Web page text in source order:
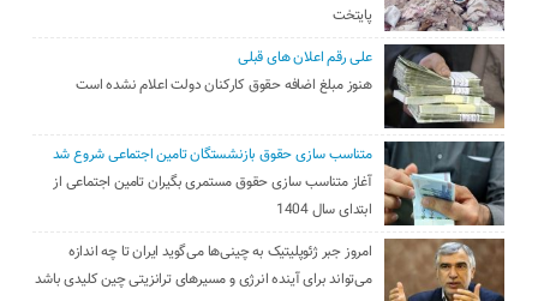
پایتخت
علی رقم اعلان های قبلی
هنوز مبلغ اضافه حقوق کارکنان دولت اعلام نشده است
متناسب سازی حقوق بازنشستگان تامین اجتماعی شروع شد
آغاز متناسب سازی حقوق مستمری بگیران تامین اجتماعی از
ابتدای سال 1404
امروز جبر ژئوپلیتیک به چینی‌ها می‌گوید ایران تا چه اندازه
می‌تواند برای آینده انرژی و مسیرهای ترانزیتی چین کلیدی باشد